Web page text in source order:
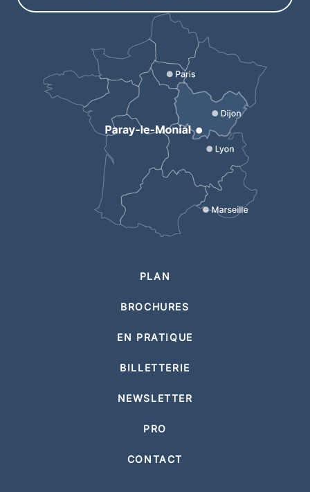
PLAN
BROCHURES
EN PRATIQUE
BILLETTERIE
NEWSLETTER
PRO
CONTACT